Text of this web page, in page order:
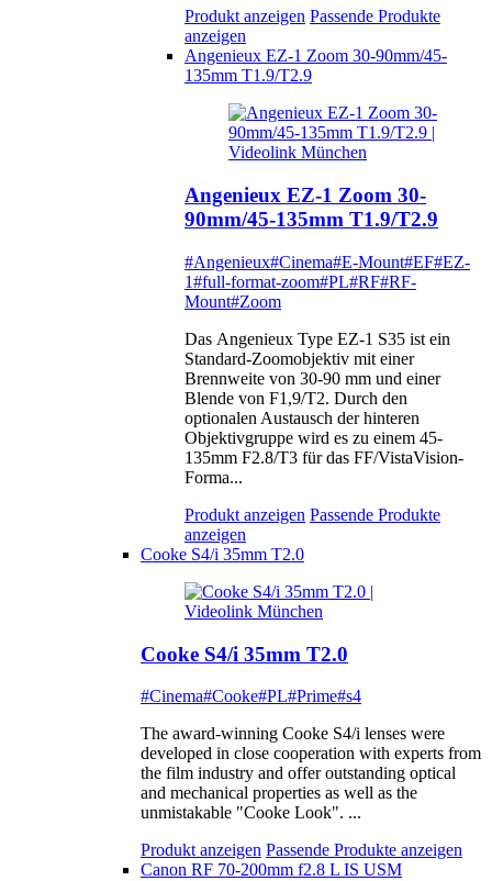
Produkt anzeigen Passende Produkte
anzeigen
Angenieux EZ-1 Zoom 30-90mm/45-
135mm T1.9/T2.9
Angenieux EZ-1 Zoom 30-
90mm/45-135mm T1.9/T2.9
#Angenieux#Cinema#E-Mount#EF#EZ-
1#full-format-zoom#PL#RF#RF-
Mount#Zoom
Das Angenieux Type EZ-1 S35 ist ein
Standard-Zoomobjektiv mit einer
Brennweite von 30-90 mm und einer
Blende von F1,9/T2. Durch den
optionalen Austausch der hinteren
Objektivgruppe wird es zu einem 45-
135mm F2.8/T3 für das FF/VistaVision-
Forma...
Produkt anzeigen Passende Produkte
anzeigen
Cooke S4/i 35mm T2.0
Cooke S4/i 35mm T2.0
#Cinema#Cooke#PL#Prime#s4
The award-winning Cooke S4/i lenses were
developed in close cooperation with experts from
the film industry and offer outstanding optical
and mechanical properties as well as the
unmistakable "Cooke Look". ...
Produkt anzeigen Passende Produkte anzeigen
Canon RF 70-200mm f2.8 L IS USM